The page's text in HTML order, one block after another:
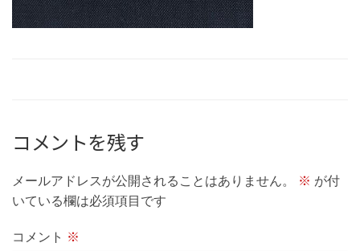
コメントを残す
メールアドレスが公開されることはありません。 ※ が付
いている欄は必須項目です
コメント ※